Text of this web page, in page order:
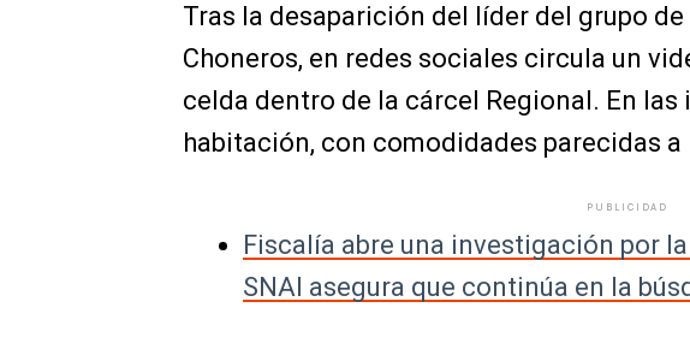
Tras la desaparición del líder del grupo
Choneros, en redes sociales circula un
celda dentro de la cárcel Regional. En las
habitación, con comodidades parecidas a
PUBLICIDAD
Fiscalía abre una investigación por la
SNAI asegura que continúa en la